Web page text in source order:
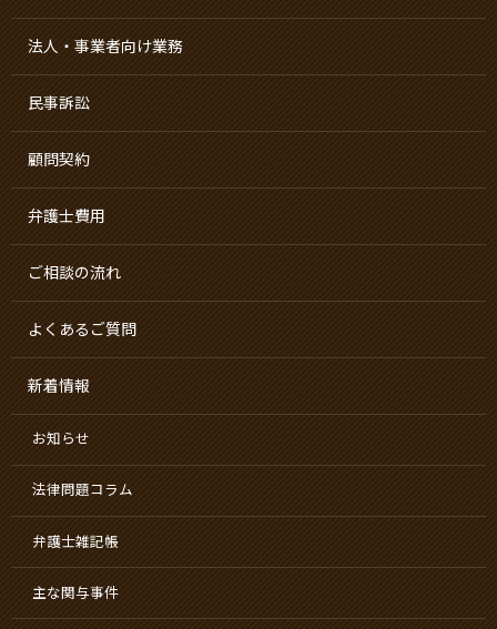
法人・事業者向け業務
民事訴訟
顧問契約
弁護士費用
ご相談の流れ
よくあるご質問
新着情報
お知らせ
法律問題コラム
弁護士雑記帳
主な関与事件